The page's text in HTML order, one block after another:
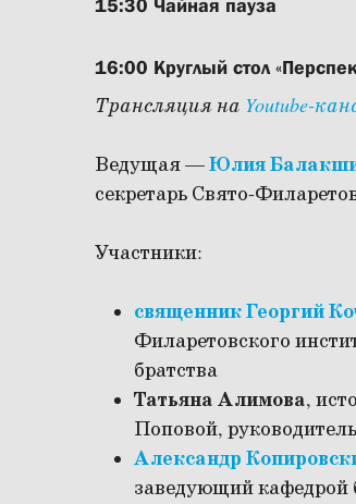
15:30 Чайная пауза
16:00 Круглый стол
Трансляция на Youtube-
Ведущая —Юлия
секретарь Свято-
Участники:
священник Георгий
Филаретовского
братства
Татьяна Алимова,
Поповой,
Александр
заведующий кафедрой